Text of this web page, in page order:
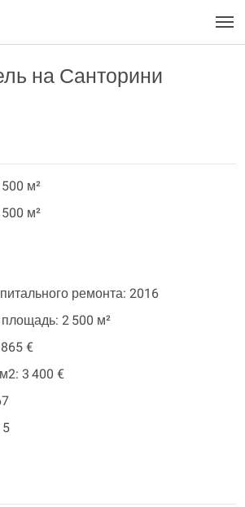
на Санторини
м²
м²
ремонта: 2016
2 500 м²
€
3 400 €
5